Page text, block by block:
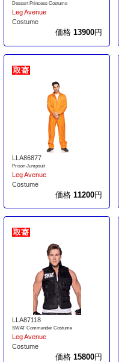
Dessert Princess Costume
Leg Avenue
Costume
価格 13900円
LLA86877
Prison Jumpsuit
Leg Avenue
Costume
価格 11200円
LLA87118
SWAT Commander Costume
Leg Avenue
Costume
価格 15800円